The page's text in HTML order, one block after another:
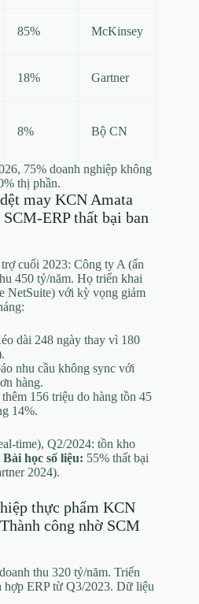
85% McKinsey
18% Gartner
8% Bộ CN
75% doanh nghiệp không
thị phần.
may KCN Amata
ERP thất bại ban
cuối 2023: Công ty A (ẩn
450 tỷ/năm. Họ triển khai
NetSuite) với kỳ vọng giảm
dài 248 ngày thay vì 180
nhu cầu không sync với
hàng.
156 triệu do hàng tồn 45
14%.
time), Q2/2024: tồn kho
Bài học số liệu: 55% thất bại
2024).
thực phẩm KCN
công nhờ SCM
thu 320 tỷ/năm. Triển
ERP từ Q3/2023. Dữ liệu